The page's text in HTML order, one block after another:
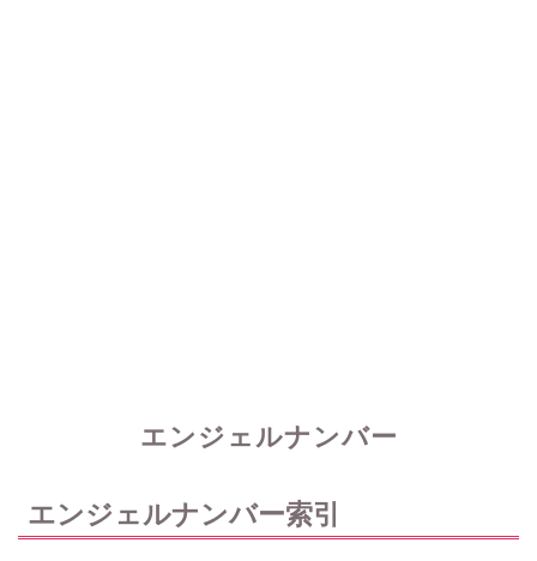
エンジェルナンバー
エンジェルナンバー索引